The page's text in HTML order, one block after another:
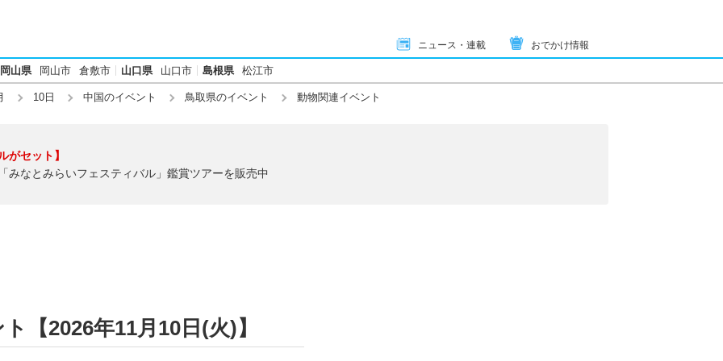
ニュース・連載 おでかけ情報
岡山県 岡山市 倉敷市 山口県 山口市 島根県 松江市
10日 中国のイベント 鳥取県のイベント 動物関連イベント
がセット】
みなとみらいフェスティバル」鑑賞ツアーを販売中
【2026年11月10日(火)】